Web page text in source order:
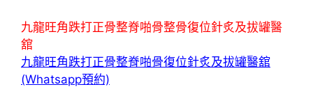
九龍旺角跌打正骨整脊啪骨整骨復位針炙及拔罐醫
舘
九龍旺角跌打正骨整脊啪骨復位針炙及拔罐醫舘
(Whatsapp預約)